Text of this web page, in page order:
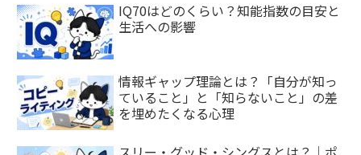
IQ70はどのくらい？知能指数の目安と
生活への影響
情報ギャップ理論とは？「自分が知っ
ていること」と「知らないこと」の差
を埋めたくなる心理